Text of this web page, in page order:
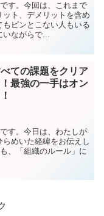
す。今回は、これまで
ト、デメリットを含め
ピンとこない人もいる
いながらで...
べての課題をクリア
最強の一手はオン
す。今日は、わたしが
めいた経緯をお伝えし
、「組織のルール」に